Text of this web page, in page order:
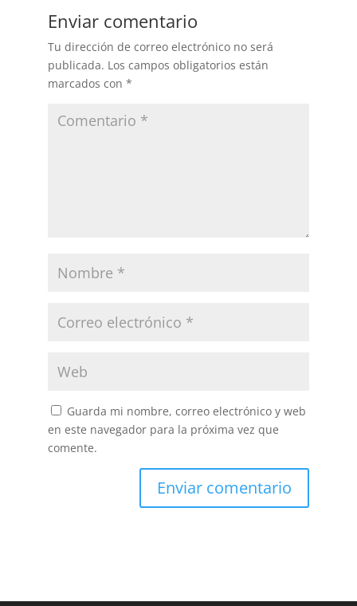
Enviar comentario
Tu dirección de correo electrónico no será
publicada. Los campos obligatorios están
marcados con *
Guarda mi nombre, correo electrónico y web
en este navegador para la próxima vez que
comente.